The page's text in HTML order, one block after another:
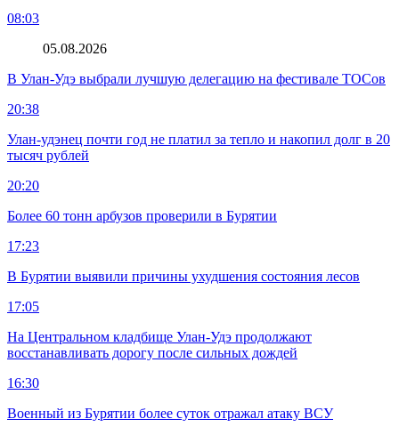
08:03
05.08.2026
В Улан-Удэ выбрали лучшую делегацию на фестивале ТОСов
20:38
Улан-удэнец почти год не платил за тепло и накопил долг в 20
тысяч рублей
20:20
Более 60 тонн арбузов проверили в Бурятии
17:23
В Бурятии выявили причины ухудшения состояния лесов
17:05
На Центральном кладбище Улан-Удэ продолжают
восстанавливать дорогу после сильных дождей
16:30
Военный из Бурятии более суток отражал атаку ВСУ